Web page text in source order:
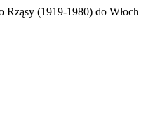
(1919-1980) do